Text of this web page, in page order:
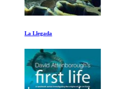
La Llegada